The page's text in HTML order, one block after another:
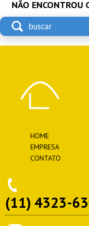
NÃO ENCONTROU
HOME
EMPRESA
CONTATO
(11) 4323-